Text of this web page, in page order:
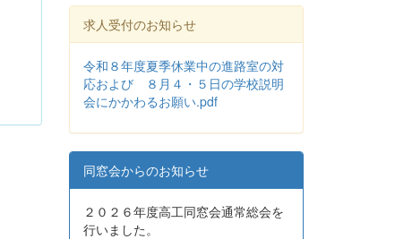
求人受付のお知らせ
令和８年度夏季休業中の進路室の対
応および ８月４・５日の学校説明
会にかかわるお願い.pdf
同窓会からのお知らせ
２０２６年度高工同窓会通常総会を
行いました。